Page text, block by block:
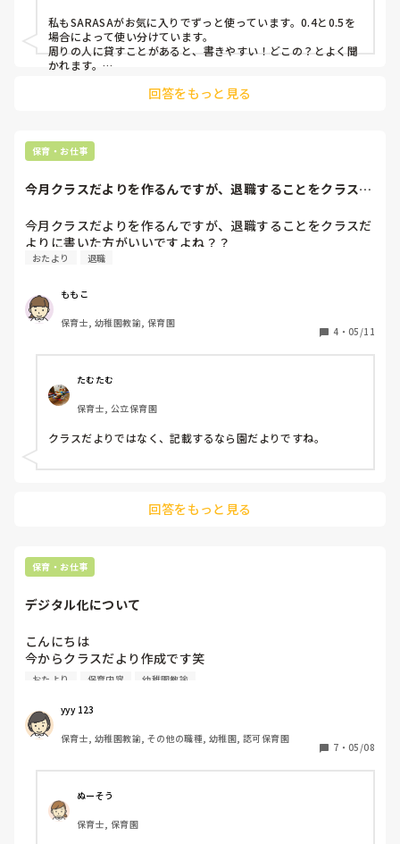
私もSARASAがお気に入りでずっと使っています。0.4と0.5を
場合によって使い分けています。
周りの人に貸すことがあると、書きやすい！どこの？とよく聞
かれます。
回答をもっと見る
保育・お仕事
今月クラスだよりを作るんですが、退職することをクラスだ
今月クラスだよりを作るんですが、退職することをクラスだ
おたより 退職
ももこ
保育士, 幼稚園教諭, 保育園
4 ・ 05/11
たむたむ
保育士, 公立保育園
クラスだよりではなく、記載するなら園だよりですね。
回答をもっと見る
保育・お仕事
デジタル化について
こんにちは
今からクラスだより作成です笑
休みに仕事！！完全にサービス残業！！それは許せな
そう思いながらクラスだより作ってます笑
今年からクラスだよりが紙で配布からホームページに掲載方
式になりました。みなさんの園では、クラスだよりや園だよ
おたより 保育内容 幼稚園教諭
yyy 123
保育士, 幼稚園教諭, その他の職種, 幼稚園, 認可保育園
7 ・ 05/08
ぬーそう
保育士, 保育園